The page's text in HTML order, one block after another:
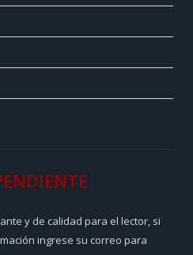
y de calidad para el lector, si
ingrese su correo para